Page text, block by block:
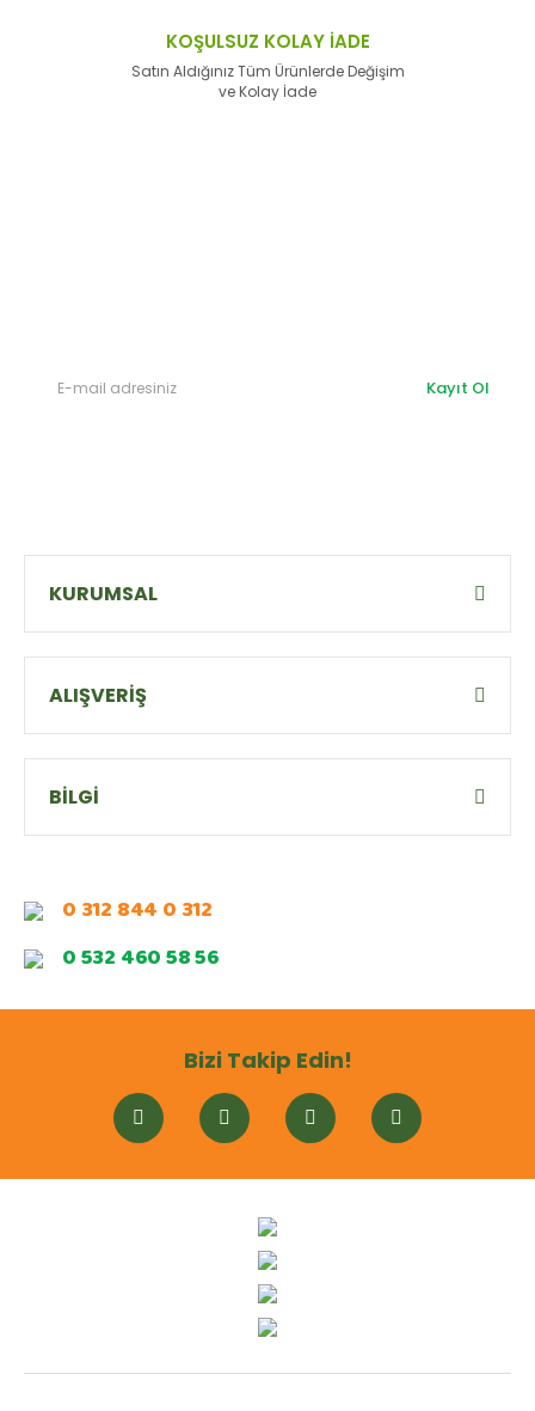
KOŞULSUZ KOLAY İADE
Satın Aldığınız Tüm Ürünlerde Değişim
ve Kolay İade
Kayıt Ol
KURUMSAL
ALIŞVERİŞ
BİLGİ
0 312 844 0 312
0 532 460 58 56
Bizi Takip Edin!